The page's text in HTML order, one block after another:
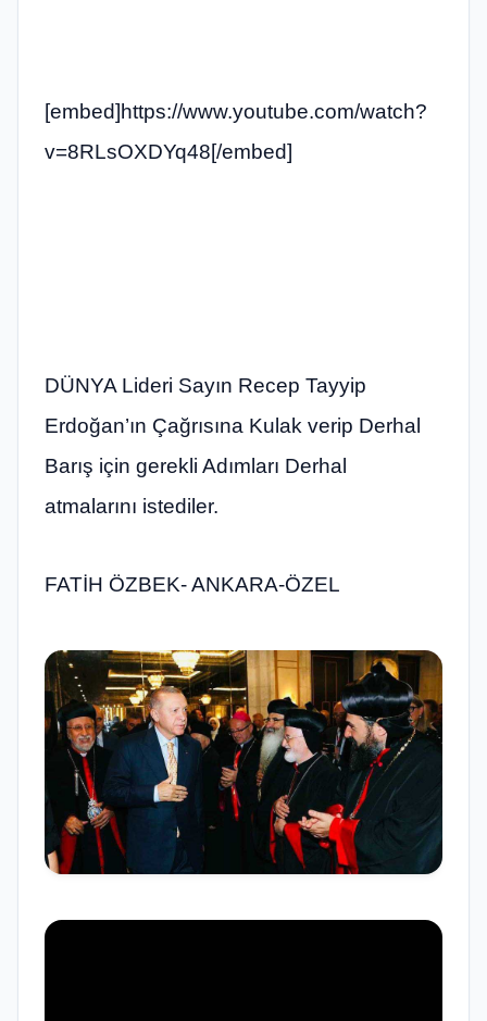
[embed]https://www.youtube.com/watch?
v=8RLsOXDYq48[/embed]
DÜNYA Lideri Sayın Recep Tayyip
Erdoğan’ın Çağrısına Kulak verip Derhal
Barış için gerekli Adımları Derhal
atmalarını istediler.
FATİH ÖZBEK- ANKARA-ÖZEL